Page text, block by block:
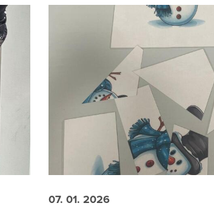
07. 01. 2026